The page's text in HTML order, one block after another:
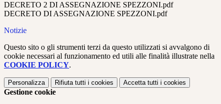
DECRETO 2 DI ASSEGNAZIONE SPEZZONI.pdf
DECRETO DI ASSEGNAZIONE SPEZZONI.pdf
Notizie
Questo sito o gli strumenti terzi da questo utilizzati si avvalgono di
cookie necessari al funzionamento ed utili alle finalità illustrate nella
COOKIE POLICY.
Personalizza Rifiuta tutti i cookies Accetta tutti i cookies
Gestione cookie